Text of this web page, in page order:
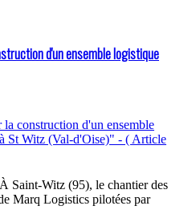
d'un ensemble logistique
Saint-Witz (95), le chantier des
Marq Logistics pilotées par